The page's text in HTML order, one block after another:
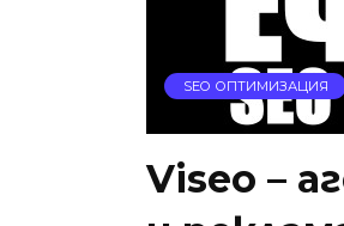
SEO ОПТИМИЗАЦИЯ
Viseo –